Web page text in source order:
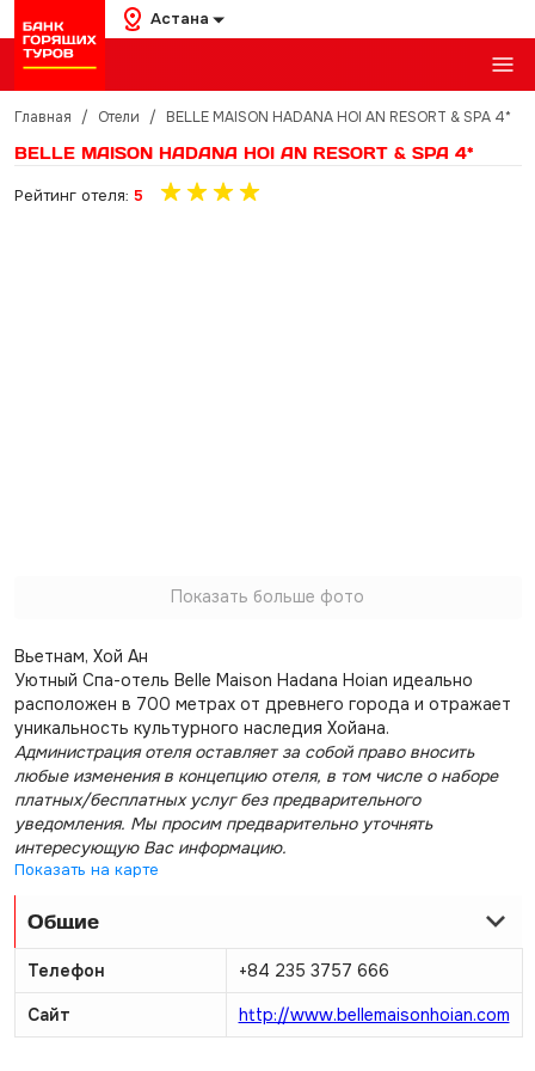
Астана
Главная / Отели / BELLE MAISON HADANA HOI AN RESORT & SPA 4*
BELLE MAISON HADANA HOI AN RESORT & SPA 4*
Рейтинг отеля: 5
Показать больше фото
Вьетнам, Хой Ан
Уютный Спа-отель Belle Maison Hadana Hoian идеально
расположен в 700 метрах от древнего города и отражает
уникальность культурного наследия Хойана.
Администрация отеля оставляет за собой право вносить
любые изменения в концепцию отеля, в том числе о наборе
платных/бесплатных услуг без предварительного
уведомления. Мы просим предварительно уточнять
интересующую Вас информацию.
Показать на карте
Общие
Телефон +84 235 3757 666
Сайт http://www.bellemaisonhoian.com